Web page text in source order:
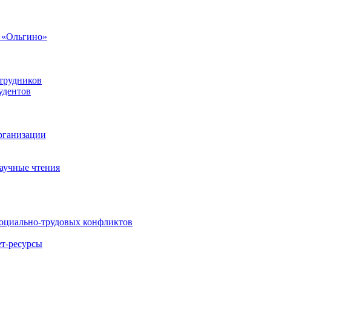
чтения
трудовых конфликтов
ресурсы